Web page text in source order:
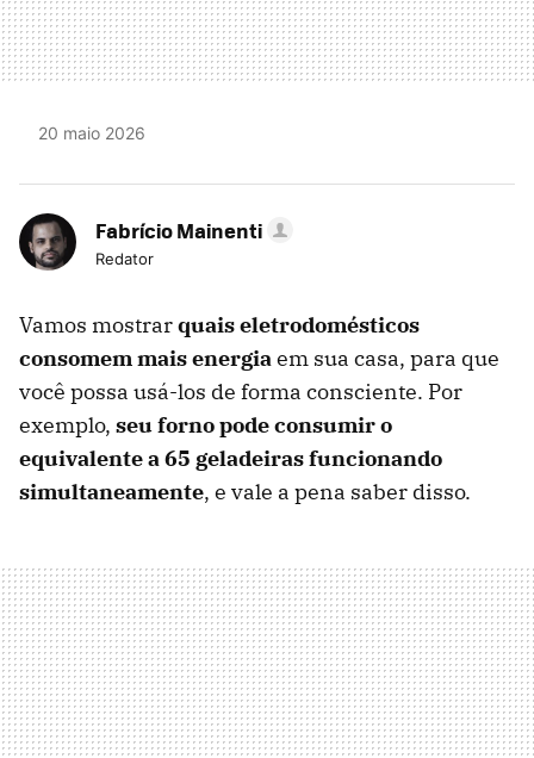
20 maio 2026
Fabrício Mainenti
Redator
Vamos mostrarquais eletrodomésticos
consomem mais energiaem sua casa, para que
você possa usá-los de forma consciente. Por
exemplo, seu forno pode consumir o
equivalente a 65 geladeiras funcionando
simultaneamente, e vale a pena saber disso.